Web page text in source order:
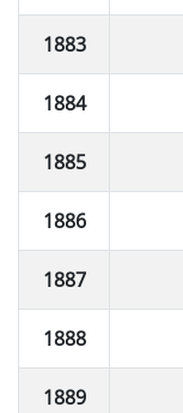
1883
1884
1885
1886
1887
1888
1889